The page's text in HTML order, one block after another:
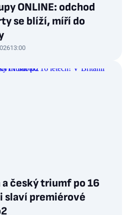
ONLINE: odchod
se blíží, míří do
13:00
a český triumf po 16
slaví premiérové